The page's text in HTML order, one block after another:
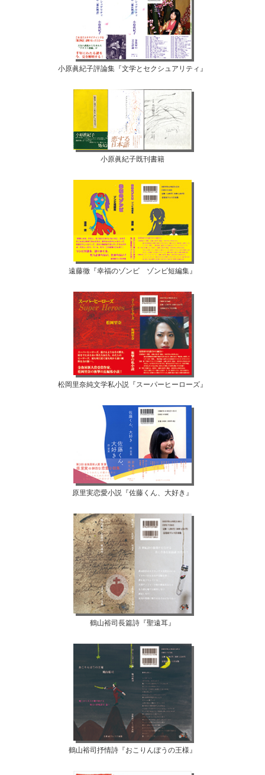
小原眞紀子評論集『文学とセクシュアリティ』
小原眞紀子既刊書籍
遠藤徹『幸福のゾンビ ゾンビ短編集』
松岡里奈純文学私小説『スーパーヒーローズ』
原里実恋愛小説『佐藤くん、大好き』
鶴山裕司長篇詩『聖遠耳』
鶴山裕司抒情詩『おこりんぼうの王様』